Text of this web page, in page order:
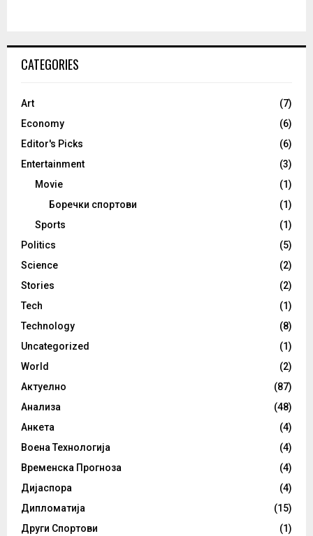
CATEGORIES
Art
(7)
Economy
(6)
Editor's Picks
(6)
Entertainment
(3)
Movie
(1)
Боречки спортови
(1)
Sports
(1)
Politics
(5)
Science
(2)
Stories
(2)
Tech
(1)
Technology
(8)
Uncategorized
(1)
World
(2)
Актуелно
(87)
Анализа
(48)
Анкета
(4)
Воена Технологија
(4)
Временска Прогноза
(4)
Дијаспора
(4)
Дипломатија
(15)
Други Спортови
(1)